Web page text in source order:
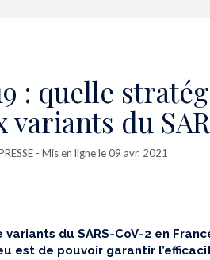
: quelle
variants du
- Mis en ligne le 09 avr. 2021
variants du SARS-CoV-2 en
est de pouvoir garantir